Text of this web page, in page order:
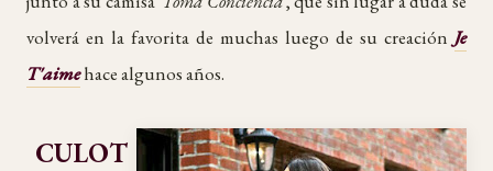
volverá en la favorita de muchas luego de su creación Je
T'aimehace algunos años.
CULOT